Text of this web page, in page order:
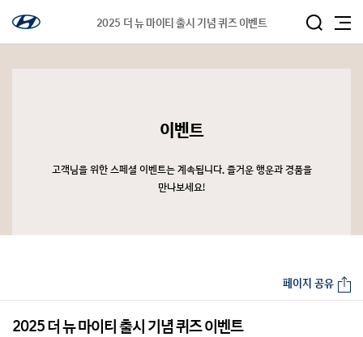
2025 더 뉴 마이티 출시 기념 퀴즈 이벤트
이벤트
고객님을 위한 스페셜 이벤트는 계속됩니다. 즐거운 행운과 경품을
만나보세요!
2025 더 뉴 마이티 출시 기념 퀴즈 이벤트
페이지 공유